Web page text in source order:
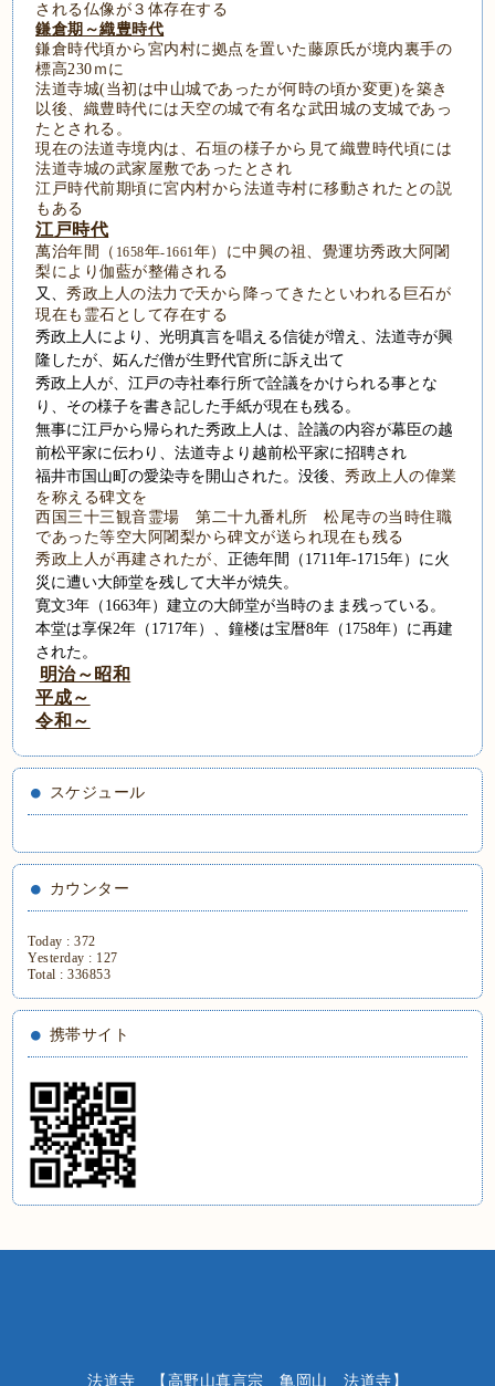
される仏像が３体存在する
鎌倉期～織豊時代
鎌倉時代頃から宮内村に拠点を置いた藤原氏が境内裏手の
標高230ｍに
法道寺城(当初は中山城であったが何時の頃か変更)を築き
以後、織豊時代には天空の城で有名な武田城の支城であっ
たとされる。
現在の法道寺境内は、石垣の様子から見て織豊時代頃には
法道寺城の武家屋敷であったとされ
江戸時代前期頃に宮内村から法道寺村に移動されたとの説
もある
江戸時代
萬治年間（ 1658年-1661年）に中興の祖、覺運坊秀政大阿闍
梨により伽藍が整備される
又、秀政上人の法力で天から降ってきたといわれる巨石が
現在も霊石として存在する
秀政上人により、光明真言を唱える信徒が増え、法道寺が興
隆したが、妬んだ僧が生野代官所に訴え出て
秀政上人が、江戸の寺社奉行所で詮議をかけられる事とな
り、その様子を書き記した手紙が現在も残る。
無事に江戸から帰られた秀政上人は、詮議の内容が幕臣の越
前松平家に伝わり、法道寺より越前松平家に招聘され
福井市国山町の愛染寺を開山された。没後、秀政上人の偉業
を称える碑文を
西国三十三観音霊場 第二十九番札所 松尾寺の当時住職
であった等空大阿闍梨から碑文が送られ現在も残る
秀政上人が再建されたが、 正徳年間（ 1711年-1715年）に火
災に遭い大師堂を残して大半が焼失。
寛文3年（ 1663年）建立の大師堂が当時のまま残っている。
本堂は享保2年（ 1717年）、鐘楼は宝暦8年（ 1758年）に再建
された。
明治～昭和
平成～
令和～
スケジュール
カウンター
Today :372
Yesterday : 127
Total :336853
携帯サイト
法道寺 【高野山真言宗 亀岡山 法道寺】